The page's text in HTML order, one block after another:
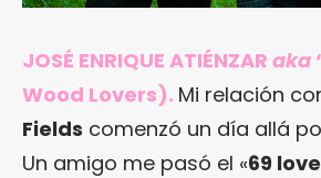
JOSÉ ENRIQUE ATIÉNZAR aka
Wood Lovers). Mi relación
Fields comenzó un día allá
Un amigo me pasó el «69